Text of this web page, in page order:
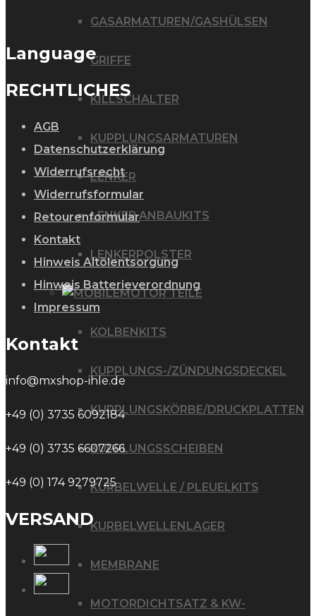
GASARMATUREN/GASHÜLSEN
GRIFFE
KILLSCHALTER
KUPPLUNGSARMATUREN
LENKER
LENKER ANBAUKITS
LENKERPOLSTER
MOTOR TEILE
KOLBENKITS
KUPPLUNGS-/ZÜNDUNGSDECKEL
KUPPLUNGSKÖRBE/DRUCKPLATTEN
KUPPLUNGSSCHEIBEN
KURBELWELLE / PLEUELKITS
KURBELWELLENLAGER
MEMBRANE
MOTORDICHTSATZ & KW-
Language
RECHTLICHES
AGB
Datenschutzerklärung
Widerrufsrecht
Widerrufsformular
Retourenformular
Kontakt
Hinweis Altölentsorgung
Hinweis Batterieverordnung
Impressum
Kontakt
info@mxshop-ihle.de
+49 (0) 3735 6092184
+49 (0) 3735 6607266
+49 (0) 174 9279725
VERSAND